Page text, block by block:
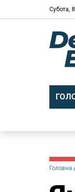
Субота,
Головна